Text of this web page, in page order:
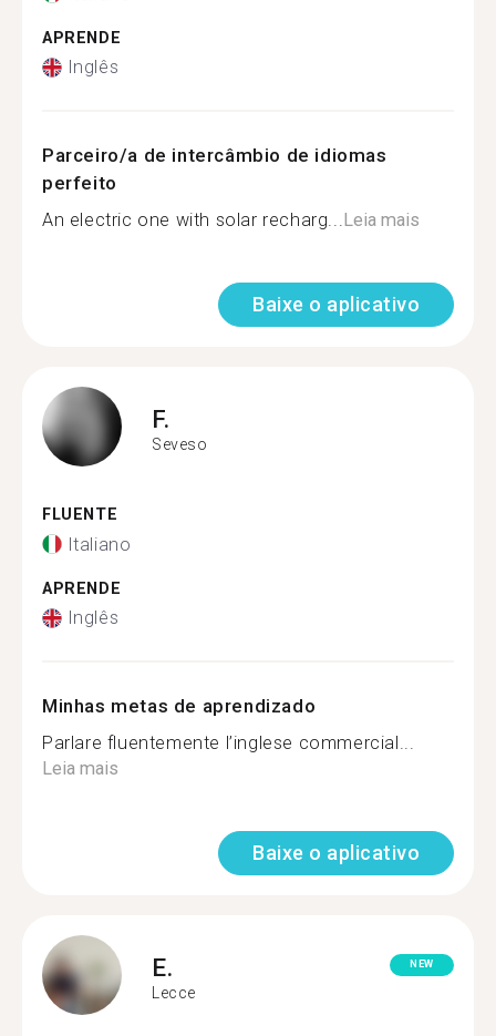
APRENDE
Inglês
Parceiro/a de intercâmbio de idiomas
perfeito
An electric one with solar recharg...Leia mais
Baixe o aplicativo
F.
Seveso
FLUENTE
Italiano
APRENDE
Inglês
Minhas metas de aprendizado
Parlare fluentemente l’inglese commercial...
Leia mais
Baixe o aplicativo
E.
Lecce
NEW